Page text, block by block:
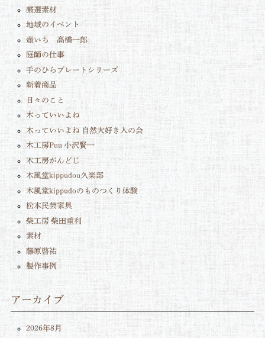
厳選素材
地域のイベント
壺いち 髙橋一郎
庭師の仕事
手のひらプレートシリーズ
新着商品
日々のこと
木っていいよね
木っていいよね 自然大好き人の会
木工房Puu 小沢賢一
木工房がんどじ
木風堂kippudou久楽部
木風堂kippudoのものつくり体験
松本民芸家具
柴工房 柴田重利
素材
藤原啓祐
製作事例
アーカイブ
2026年8月